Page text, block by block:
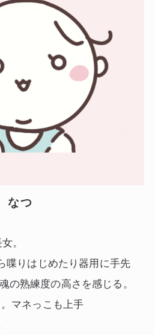
なつ
。
喋りはじめたり器用に手先
の熟練度の高さを感じる。
マネっこも上手